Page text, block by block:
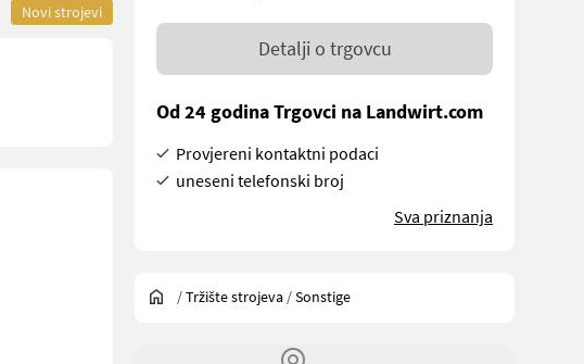
Novi strojevi
Detalji o trgovcu
Od 24 godina Trgovci na Landwirt.com
Provjereni kontaktni podaci
uneseni telefonski broj
Sva priznanja
/Tržište strojeva /Sonstige